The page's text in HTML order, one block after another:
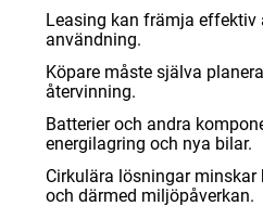
Leasing kan främja effektiv
användning.
Köpare måste själva
återvinning.
Batterier och andra
energilagring och nya bilar.
Cirkulära lösningar
och därmed miljöpåverkan.